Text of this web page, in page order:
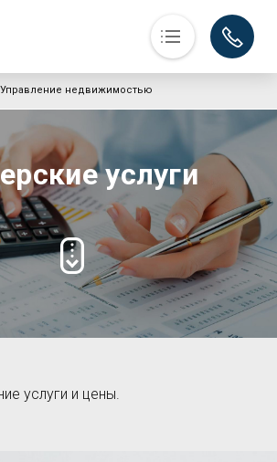
Основная навигация
О компании
Услуги
Контакты
Управление недвижимостью
услуги
услуги и цены.